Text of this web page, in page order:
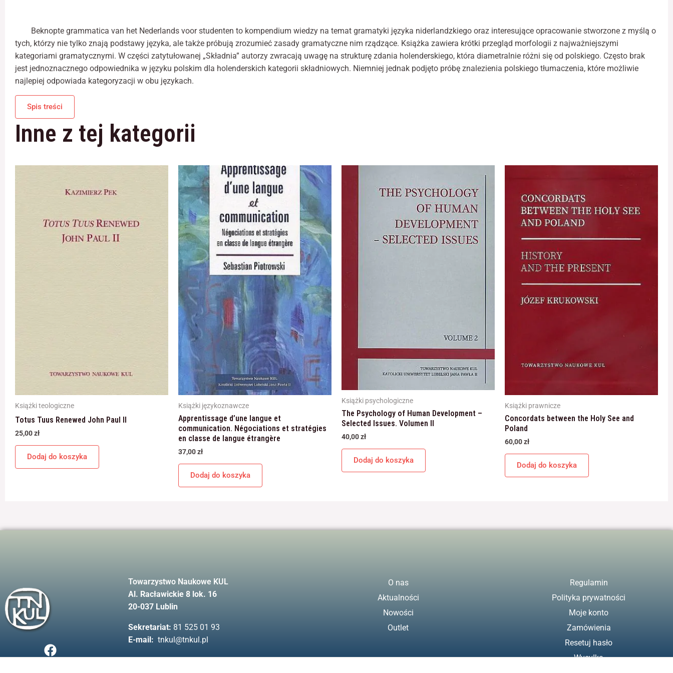
studenten
Beknopte grammatica van het Nederlands voor studenten to kompendium wie­dzy na temat gramatyki języka niderlandzkiego oraz interesujące opracowanie stworzone z myślą o
tych, którzy nie tylko znają podstawy języka, ale także próbują zrozumieć zasady gramatyczne nim rządzące. Książka zawiera krótki przegląd morfologii z najważniejszymi
kategoriami gramatycznymi. W części zatytułowanej „Składnia” autorzy zwracają uwagę na strukturę zdania holen­derskiego, która diametralnie różni się od polskiego. Często brak
jest jednoznacznego odpowiednika w języku polskim dla holenderskich kategorii skła­dniowych. Niemniej jednak podjęto próbę znalezienia polskiego tłumaczenia, które możliwie
najlepiej odpowiada kategoryzacji w obu językach.
Spis treści
Inne z tej kategorii
Książki teologiczne
Totus Tuus Renewed John Paul II
25,00zł
Dodaj do koszyka
Książki językoznawcze
Apprentissage d’une langue et
communication. Négociations et stratégies
en classe de langue étrangère
37,00zł
Dodaj do koszyka
Książki psychologiczne
The Psychology of Human Development –
Selected Issues. Volumen II
40,00zł
Dodaj do koszyka
Książki prawnicze
Concordats between the Holy See and
Poland
60,00zł
Dodaj do koszyka
F
a
Towarzystwo Naukowe KUL
Al. Racławickie 8 lok. 16
20-037 Lublin
Sekretariat: 81 525 01 93
E-mail: tnkul@tnkul.pl
O nas
Aktualności
Nowości
Outlet
Regulamin
Polityka prywatności
Moje konto
Zamówienia
Resetuj hasło
Wysyłka
strona jest
używana.
internetowej.
Udostępniając swoje
zainteresowania i